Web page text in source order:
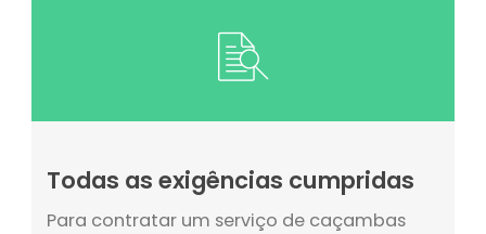
Todas as exigências cumpridas
Para contratar um serviço de caçambas